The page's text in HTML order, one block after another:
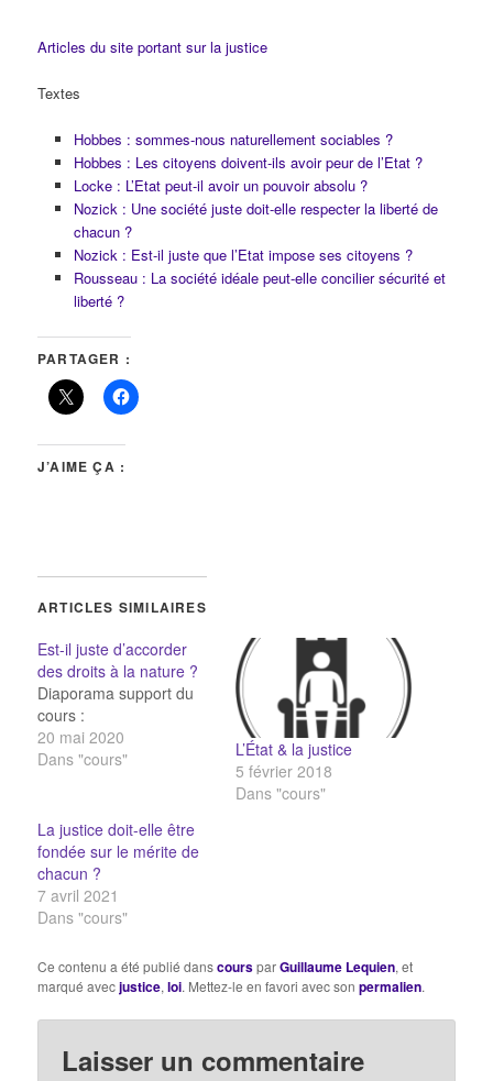
Articles du site portant sur la justice
Textes
Hobbes : sommes-nous naturellement sociables ?
Hobbes : Les citoyens doivent-ils avoir peur de l’Etat ?
Locke : L’Etat peut-il avoir un pouvoir absolu ?
Nozick : Une société juste doit-elle respecter la liberté de
chacun ?
Nozick : Est-il juste que l’Etat impose ses citoyens ?
Rousseau : La société idéale peut-elle concilier sécurité et
liberté ?
PARTAGER :
J’AIME ÇA :
ARTICLES SIMILAIRES
Est-il juste d’accorder
des droits à la nature ?
Diaporama support du
cours :
20 mai 2020
Dans "cours"
L’État & la justice
5 février 2018
Dans "cours"
La justice doit-elle être
fondée sur le mérite de
chacun ?
7 avril 2021
Dans "cours"
Ce contenu a été publié danscoursparGuillaume Lequien, et
marqué avecjustice,loi. Mettez-le en favori avec sonpermalien.
Laisser un commentaire